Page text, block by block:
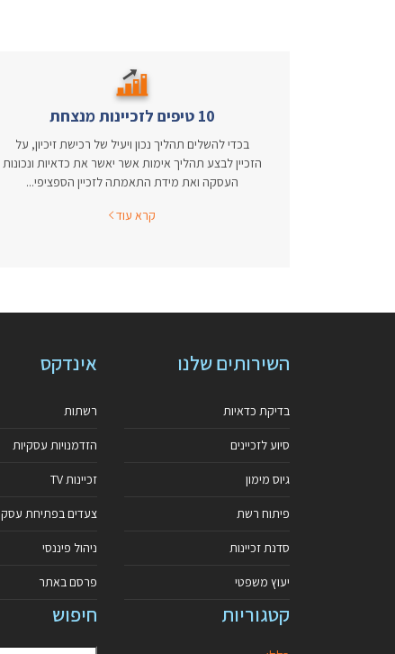
10 טיפים לזכיינות מנצחת
בכדי להשלים תהליך נכון ויעיל של רכישת זיכיון, על
הזכיין לבצע תהליך אימות אשר יאשר את כדאיות ונכונות
העסקה ואת מידת התאמתה לזכיין הספציפי...
קרא עוד
השירותים שלנו
בדיקת כדאיות
סיוע לזכיינים
גיוס מימון
פיתוח רשת
סדנת זכיינות
יעוץ משפטי
אינדקס
רשתות
הזדמנויות עסקיות
זכיינות TV
צעדים בפתיחת עסק
ניהול פיננסי
פרסם באתר
קטגוריות חיפוש